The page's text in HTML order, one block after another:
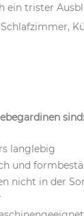
ein trister
sind:
langlebig
und
nicht in der